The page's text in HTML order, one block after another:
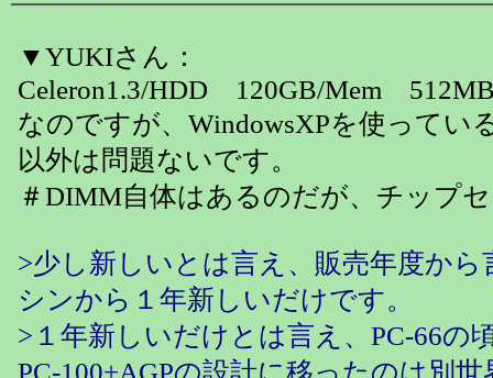
▼YUKIさん：
Celeron1.3/HDD 120GB/Mem
なのですが、WindowsXPを使ってい
以外は問題ないです。
＃DIMM自体はあるのだが、チップ
>少し新しいとは言え、販売年度から
シンから１年新しいだけです。
>１年新しいだけとは言え、PC-66の